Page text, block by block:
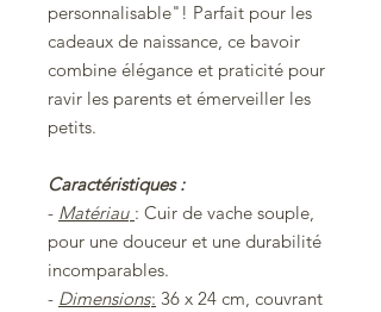
personnalisable"! Parfait pour les
cadeaux de naissance, ce bavoir
combine élégance et praticité pour
ravir les parents et émerveiller les
petits.
Caractéristiques :
- Matériau : Cuir de vache souple,
pour une douceur et une durabilité
incomparables.
- Dimensions: 36 x 24 cm, couvrant